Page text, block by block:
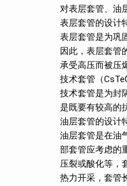
对表层套管、油
表层套管的设计
表层套管是为巩
因此，表层套管
承受高压而被压
技术套管（
技术套管是为封
是既要有较高的
油层套管的设计
油层套管是在油
部套管应考虑的
压裂或酸化等，
热力开采，套管